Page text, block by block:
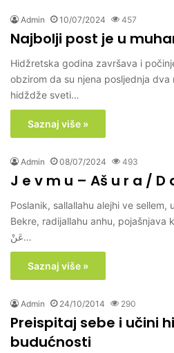
Admin 10/07/2024 457
Najbolji post je u
Hidžretska godina završava i
obzirom da su njena posljednja dva
hidždže sveti…
Saznaj više »
Admin 08/07/2024 493
J e v m u – Aš u r a / D
Poslanik, sallallahu alejhi ve sellem,
Bekre, radijallahu anhu, pojašnjava
عَنْ…
Saznaj više »
Admin 24/10/2014 290
Preispitaj sebe i učini
budućnosti